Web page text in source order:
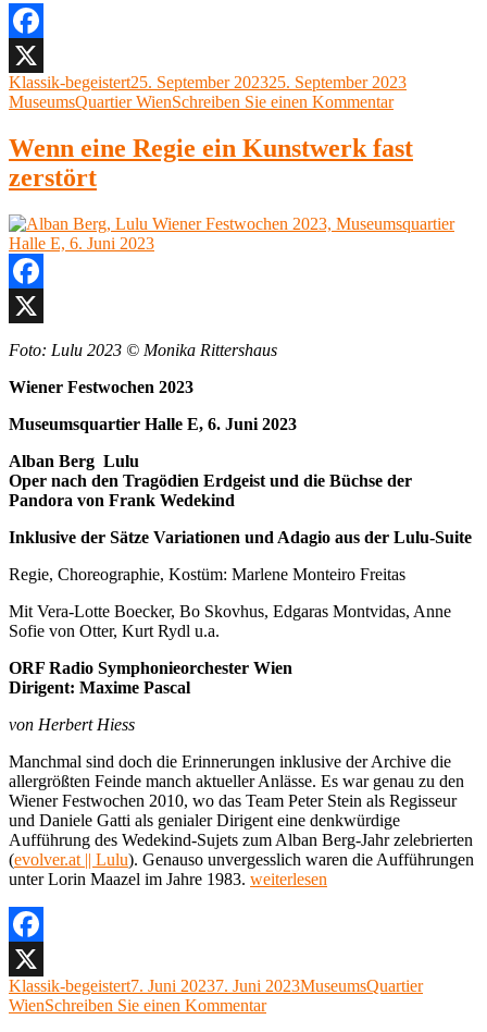
Halle
E
(Theater
d.
Wien),
23.
2023“
Facebook
X
Autor
Klassik-begeistertVeröffentlicht
am
25. September 202325. September 2023Kategorien
MuseumsQuartier WienSchreiben Sie einen Kommentarzu
Donizetti,
Les
Halle
E
Wenn eine Regie ein Kunstwerk fast
zerstört
Facebook
X
Foto: Lulu 2023 © Monika Rittershaus
Wiener Festwochen 2023
Museumsquartier Halle E, 6. Juni 2023
Alban Berg Lulu
Oper nach den Tragödien Erdgeist und die Büchse der
Pandora von Frank Wedekind
Inklusive der Sätze Variationen und Adagio aus der Lulu-Suite
Regie, Choreographie, Kostüm: Marlene Monteiro Freitas
Mit Vera-Lotte Boecker, Bo Skovhus, Edgaras Montvidas, Anne
Sofie von Otter, Kurt Rydl u.a.
ORF Radio Symphonieorchester Wien
Dirigent: Maxime Pascal
von Herbert Hiess
Manchmal sind doch die Erinnerungen inklusive der Archive die
allergrößten Feinde manch aktueller Anlässe. Es war genau zu den
Wiener Festwochen 2010, wo das Team Peter Stein als Regisseur
und Daniele Gatti als genialer Dirigent eine denkwürdige
Aufführung des Wedekind-Sujets zum Alban Berg-Jahr zelebrierten
(evolver.at || Lulu). Genauso unvergesslich waren die Aufführungen
unter Lorin Maazel im Jahre 1983. „Alban
2023,
Museumsquartier
Halle
weiterlesen
Facebook
X
Autor
Klassik-begeistertVeröffentlicht
am
7. Juni 20237. Juni 2023Kategorien
MuseumsQuartier
WienSchreiben Sie einen Kommentarzu